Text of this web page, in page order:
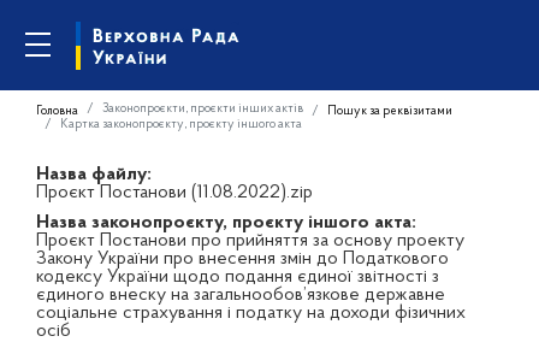
Головна Законопроєкти, проєкти інших актів
Пошук за реквізитами
Картка законопроєкту, проєкту іншого акта
Назва файлу:
Проєкт Постанови (11.08.2022).zip
Назва законопроєкту, проєкту іншого акта:
Проєкт Постанови про прийняття за основу проекту
Закону України про внесення змін до Податкового
кодексу України щодо подання єдиної звітності з
єдиного внеску на загальнообов’язкове державне
соціальне страхування і податку на доходи фізичних
осіб